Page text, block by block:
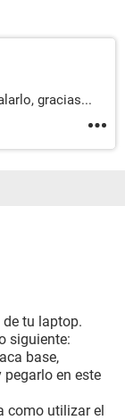
gracias...
tu laptop.
siguiente:
base,
en este
como utilizar el